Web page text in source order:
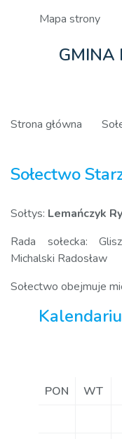
Mapa strony
GMINA
Strona główna
Sołectwo
Sołtys: Lemańczyk
Rada sołecka:
Michalski Radosław
Sołectwo obejmuje
PON WT